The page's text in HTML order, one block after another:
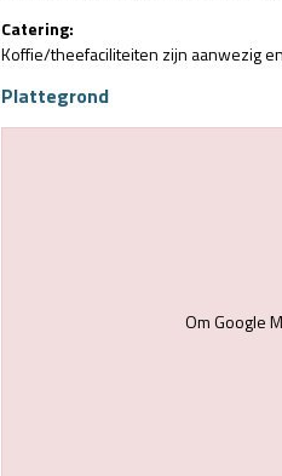
Catering:
Koffie/theefaciliteiten zijn aanwezig
Plattegrond
Om Google